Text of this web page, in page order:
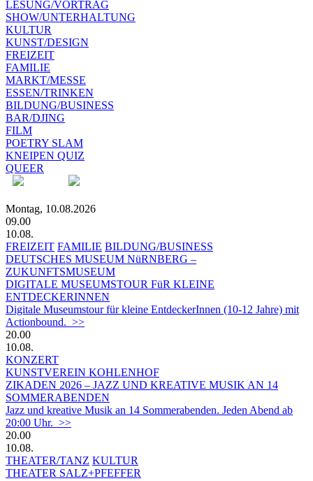
LESUNG/VORTRAG
SHOW/UNTERHALTUNG
KULTUR
KUNST/DESIGN
FREIZEIT
FAMILIE
MARKT/MESSE
ESSEN/TRINKEN
BILDUNG/BUSINESS
BAR/DJING
FILM
POETRY SLAM
KNEIPEN QUIZ
QUEER
Montag, 10.08.2026
09.00
10.08.
FREIZEIT FAMILIE BILDUNG/BUSINESS
DEUTSCHES MUSEUM NüRNBERG –
ZUKUNFTSMUSEUM
DIGITALE MUSEUMSTOUR FüR KLEINE
ENTDECKERINNEN
Digitale Museumstour für kleine EntdeckerInnen (10-12 Jahre) mit
Actionbound. >>
20.00
10.08.
KONZERT
KUNSTVEREIN KOHLENHOF
ZIKADEN 2026 – JAZZ UND KREATIVE MUSIK AN 14
SOMMERABENDEN
Jazz und kreative Musik an 14 Sommerabenden. Jeden Abend ab
20:00 Uhr. >>
20.00
10.08.
THEATER/TANZ KULTUR
THEATER SALZ+PFEFFER